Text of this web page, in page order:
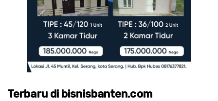
Terbaru di bisnisbanten.com